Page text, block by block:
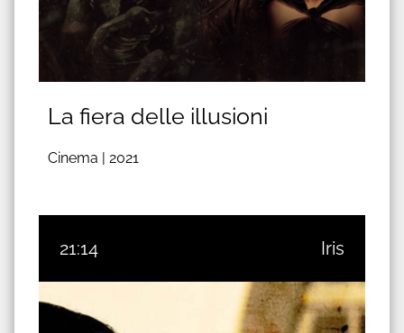
La fiera delle illusioni
Cinema | 2021
21:14 Iris